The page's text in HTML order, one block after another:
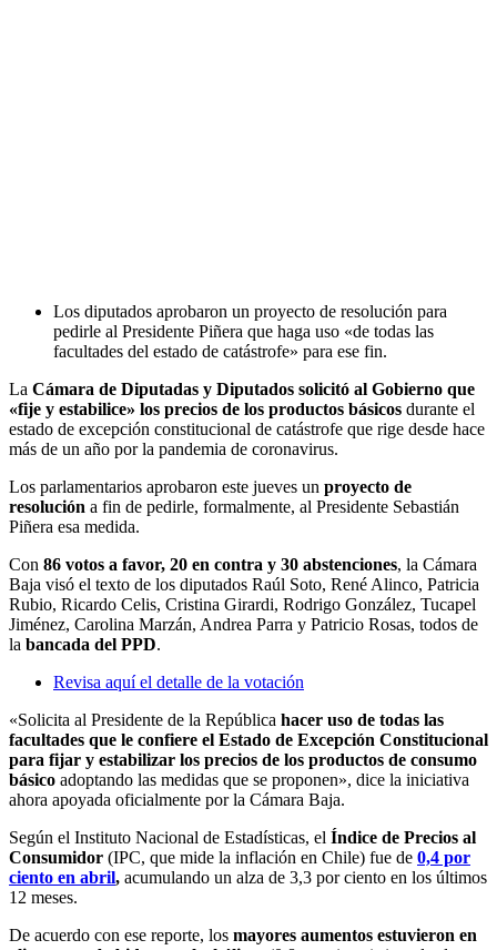
Los diputados aprobaron un proyecto de resolución para
pedirle al Presidente Piñera que haga uso «de todas las
facultades del estado de catástrofe» para ese fin.
La Cámara de Diputadas y Diputados solicitó al Gobierno que
«fije y estabilice» los precios de los productos básicos durante el
estado de excepción constitucional de catástrofe que rige desde hace
más de un año por la pandemia de coronavirus.
Los parlamentarios aprobaron este jueves un proyecto de
resolución a fin de pedirle, formalmente, al Presidente Sebastián
Piñera esa medida.
Con 86 votos a favor, 20 en contra y 30 abstenciones, la Cámara
Baja visó el texto de los diputados Raúl Soto, René Alinco, Patricia
Rubio, Ricardo Celis, Cristina Girardi, Rodrigo González, Tucapel
Jiménez, Carolina Marzán, Andrea Parra y Patricio Rosas, todos de
la bancada del PPD.
Revisa aquí el detalle de la votación
«Solicita al Presidente de la República hacer uso de todas las
facultades que le confiere el Estado de Excepción Constitucional
para fijar y estabilizar los precios de los productos de consumo
básico adoptando las medidas que se proponen», dice la iniciativa
ahora apoyada oficialmente por la Cámara Baja.
Según el Instituto Nacional de Estadísticas, el Índice de Precios al
Consumidor (IPC, que mide la inflación en Chile) fue de 0,4 por
ciento en abril, acumulando un alza de 3,3 por ciento en los últimos
12 meses.
De acuerdo con ese reporte, los mayores aumentos estuvieron en